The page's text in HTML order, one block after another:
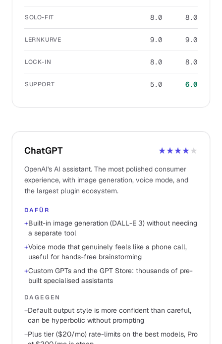
SOLO-FIT 8.0 8.0
LERNKURVE 9.0 9.0
LOCK-IN 8.0 8.0
SUPPORT 5.0 6.0
ChatGPT ★★★★★
OpenAI's AI assistant. The most polished consumer
experience, with image generation, voice mode, and
the largest plugin ecosystem.
DAFÜR
+Built-in image generation (DALL-E 3) without needing
a separate tool
+Voice mode that genuinely feels like a phone call,
useful for hands-free brainstorming
+Custom GPTs and the GPT Store: thousands of pre-
built specialised assistants
DAGEGEN
−Default output style is more confident than careful,
can be hyperbolic without prompting
−Plus tier ($20/mo) rate-limits on the best models, Pro